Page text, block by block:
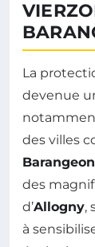
La
devenue
des villes
Barangeon
des
d’Allogny,
à